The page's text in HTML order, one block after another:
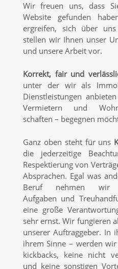
Wir freuen uns, dass
Website gefunden
ergreifen, sich über
stellen wir Ihnen unser
und unsere Arbeit vor.
Korrekt, fair und
unter der wir als
Dienstleistungen
Vermietern und
schaften – begegnen
Ganz oben steht für uns
die jederzeitige
Respektierung von
Absprachen. Egal was
Beruf nehmen wir
Aufgaben und
eine große
sehr ernst. Wir fungieren
unserer Auftraggeber. In
ihrem Sinne – werden
kickbacks, keine nicht
und keine sonstigen